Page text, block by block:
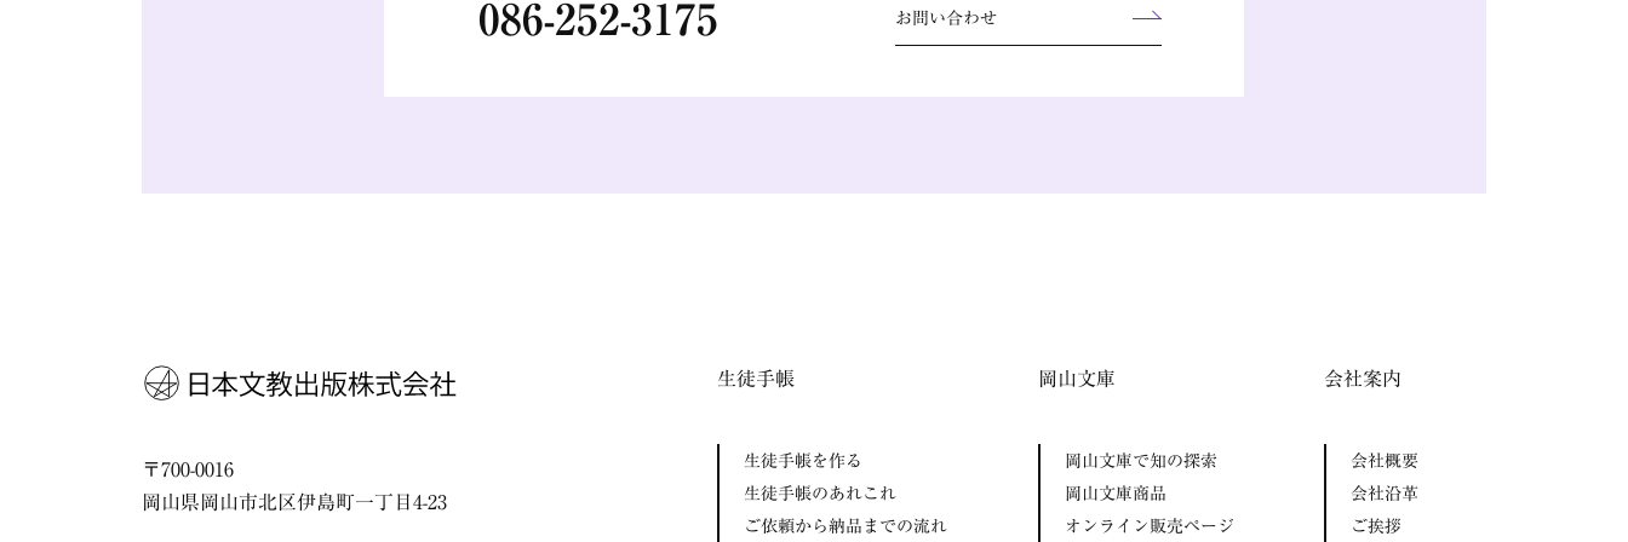
086-252-3175 お問い合わせ
〒700-0016
岡山県 岡山市北区伊島町一丁目4-23
生徒手帳
生徒手帳を作る
生徒手帳のあれこれ
ご依頼から納品までの流れ
岡山文庫
岡山文庫で知の探索
岡山文庫商品
オンライン販売ページ
会社案内
会社概要
会社沿革
ご挨拶